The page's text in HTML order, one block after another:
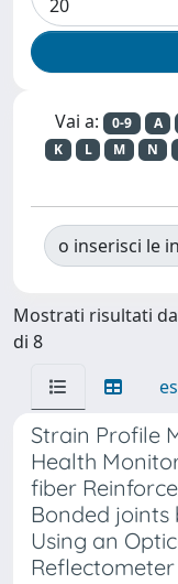
Vai a: 0-9 A
K
L M N
o inserisci le
Mostrati risultati
di 8
Strain Profile
Health
fiber
Bonded joints
Using an
Reflectometer